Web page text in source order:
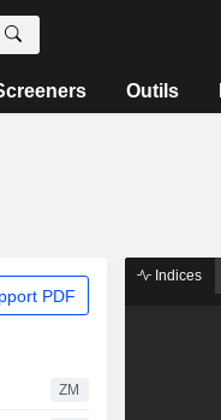
Outils
PDF
ZM
Indices